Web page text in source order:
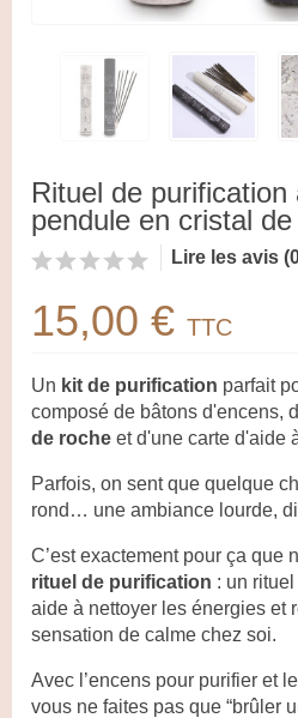
Rituel de
pendule en cristal
Lire les avis
15,00 € TTC
Un kit de purification parfait
composé de bâtons d'encens,
de roche et d'une carte d'aide
Parfois, on sent que quelque
rond… une ambiance lourde,
C’est exactement pour ça que
rituel de purification : un
aide à nettoyer les énergies et
sensation de calme chez soi.
Avec l’encens pour purifier et
vous ne faites pas que “brûler